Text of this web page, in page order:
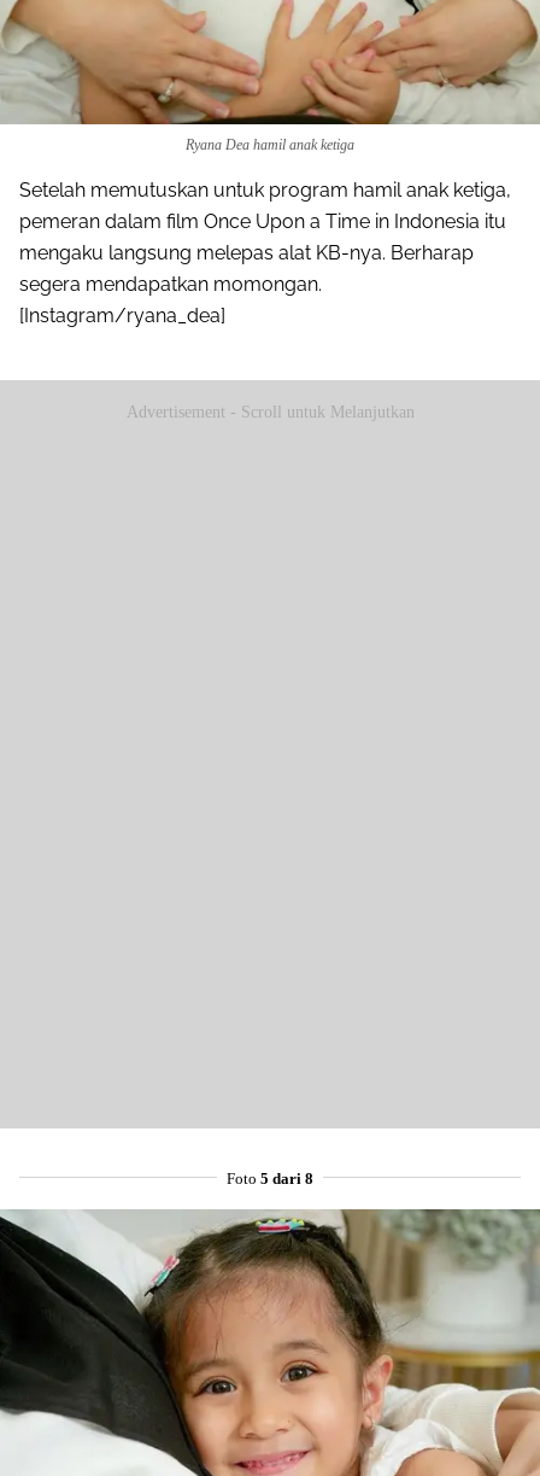
Ryana Dea hamil anak ketiga
Setelah memutuskan untuk program hamil anak ketiga,
pemeran dalam film Once Upon a Time in Indonesia itu
mengaku langsung melepas alat KB-nya. Berharap
segera mendapatkan momongan.
[Instagram/ryana_dea]
Advertisement - Scroll untuk Melanjutkan
Foto 5 dari 8